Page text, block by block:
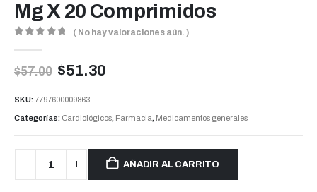
Mg X 20 Comprimidos
( No hay valoraciones aún. )
$57.00 $51.30
SKU:7797600009863
Categorías: Cardiológicos, Farmacia, Medicamentos generales
AÑADIR AL CARRITO